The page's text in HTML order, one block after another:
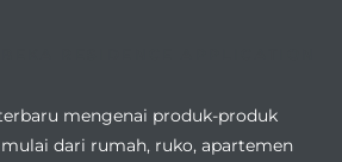
mengenai produk-produk
mulai dari rumah, ruko, apartemen